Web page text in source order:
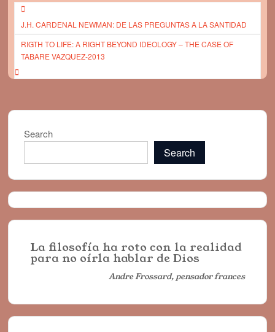
Post
navigation
J.H. CARDENAL NEWMAN: DE LAS PREGUNTAS A LA SANTIDAD
RIGTH TO LIFE: A RIGHT BEYOND IDEOLOGY – THE CASE OF
TABARE VAZQUEZ-2013
Search
Search
La filosofía ha roto con la realidad
para no oírla hablar de Dios
Andre Frossard, pensador frances